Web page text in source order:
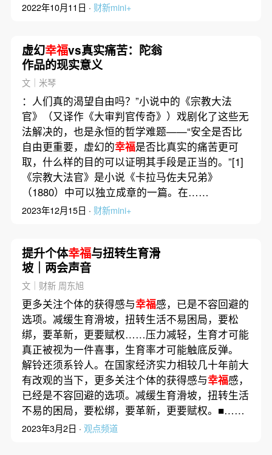
2022年10月11日 · 财新mini+
虚幻幸福vs真实痛苦：陀翁
作品的现实意义
文｜米琴
：人们真的渴望自由吗？”小说中的《宗教大法
官》（又译作《大审判官传奇》）戏剧化了这些无
法解决的，也是永恒的哲学难题——“安全是否比
自由更重要，虚幻的幸福是否比真实的痛苦更可
取，什么样的目的可以证明其手段是正当的。”[1]
《宗教大法官》是小说《卡拉马佐夫兄弟》
（1880）中可以独立成章的一篇。在……
2023年12月15日 · 财新mini+
提升个体幸福与扭转生育滑
坡｜两会声音
文｜财新 周东旭
更多关注个体的获得感与幸福感，已是不容回避的
选项。减缓生育滑坡，扭转生活不易困局，要松
绑，要革新，更要赋权……压力减轻，生育才可能
真正被视为一件喜事，生育率才可能触底反弹。
解铃还须系铃人。在国家经济实力相较几十年前大
有改观的当下，更多关注个体的获得感与幸福感，
已经是不容回避的选项。减缓生育滑坡，扭转生活
不易的困局，要松绑，要革新，更要赋权。■……
2023年3月2日 · 观点频道